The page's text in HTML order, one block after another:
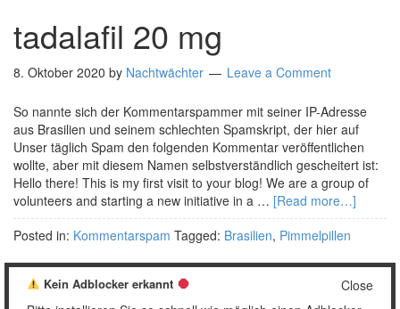
tadalafil 20 mg
8. Oktober 2020 by Nachtwächter Leave a Comment
So nannte sich der Kommentarspammer mit seiner IP-Adresse
aus Brasilien und seinem schlechten Spamskript, der hier auf
Unser täglich Spam den folgenden Kommentar veröffentlichen
wollte, aber mit diesem Namen selbstverständlich gescheitert ist:
Hello there! This is my first visit to your blog! We are a group of
volunteers and starting a new initiative in a … [Read more…]
Posted in: Kommentarspam Tagged: Brasilien, Pimmelpillen
Close
Kein Adblocker erkannt